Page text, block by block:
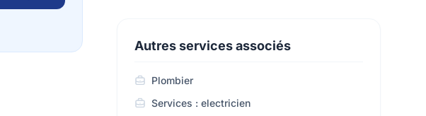
Autres services associés
Plombier
Services : electricien